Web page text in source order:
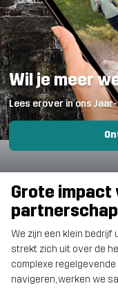
Wil je meer
Lees erover in ons
Grote
We zijn een klein bedrijf
strekt zich uit over de
complexe
navigeren, werken we